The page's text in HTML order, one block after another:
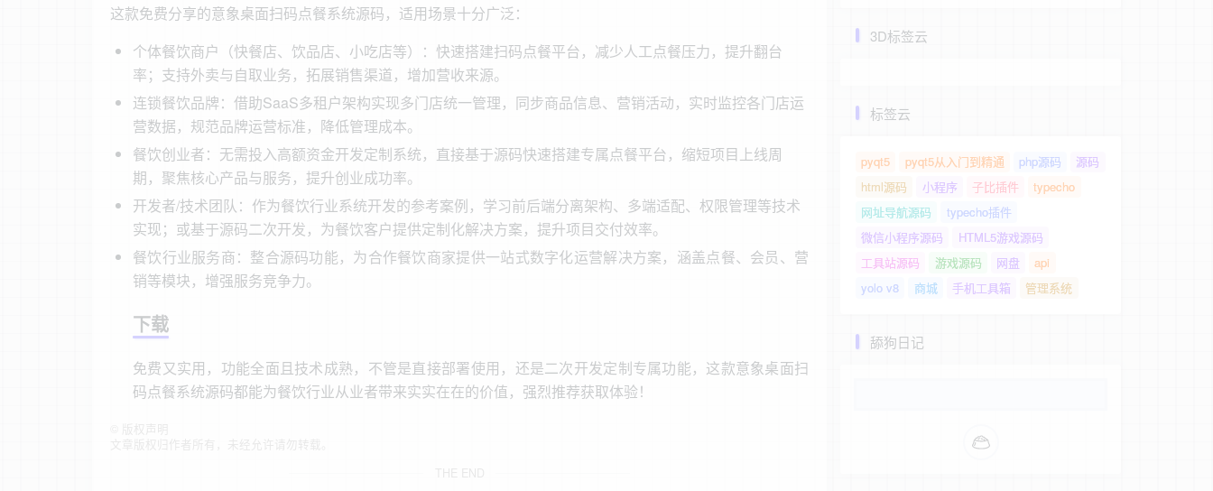
这款免费分享的意象桌面扫码点餐系统源码，适用场景十分广泛：
个体餐饮商户（快餐店、饮品店、小吃店等）：快速搭建扫码点餐平台，减少人工点餐压力，提升翻台
率；支持外卖与自取业务，拓展销售渠道，增加营收来源。
连锁餐饮品牌：借助SaaS多租户架构实现多门店统一管理，同步商品信息、营销活动，实时监控各门店运
营数据，规范品牌运营标准，降低管理成本。
餐饮创业者：无需投入高额资金开发定制系统，直接基于源码快速搭建专属点餐平台，缩短项目上线周
期，聚焦核心产品与服务，提升创业成功率。
开发者/技术团队：作为餐饮行业系统开发的参考案例，学习前后端分离架构、多端适配、权限管理等技术
实现；或基于源码二次开发，为餐饮客户提供定制化解决方案，提升项目交付效率。
餐饮行业服务商：整合源码功能，为合作餐饮商家提供一站式数字化运营解决方案，涵盖点餐、会员、营
销等模块，增强服务竞争力。
下载
免费又实用，功能全面且技术成熟，不管是直接部署使用，还是二次开发定制专属功能，这款意象桌面扫
码点餐系统源码都能为餐饮行业从业者带来实实在在的价值，强烈推荐获取体验！
3D标签云
标签云
pyqt5 pyqt5从入门到精通 php源码
源码
html源码
小程序 子比插件
typecho
网址导航源码
typecho插件
微信小程序源码
HTML5游戏源码
工具站源码
游戏源码 网盘
api
yolo v8
商城 手机工具箱 管理系统
舔狗日记